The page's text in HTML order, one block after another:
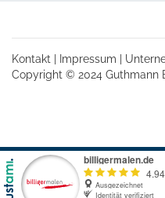
Kontakt Impressum
Copyright © 2024 Guthmann